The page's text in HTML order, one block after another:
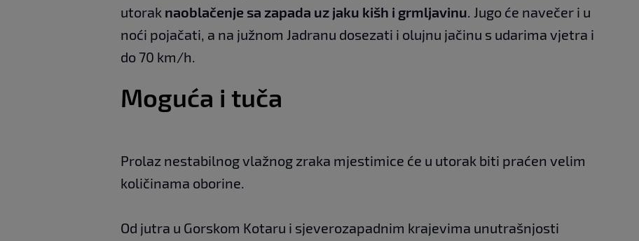
utorak naoblačenje sa zapada uz jaku kišh i grmljavinu. Jugo će navečer i u
noći pojačati, a na južnom Jadranu dosezati i olujnu jačinu s udarima vjetra i
do 70 km/h.
Moguća i tuča
Prolaz nestabilnog vlažnog zraka mjestimice će u utorak biti praćen velim
količinama oborine.
Od jutra u Gorskom Kotaru i sjeverozapadnim krajevima unutrašnjosti